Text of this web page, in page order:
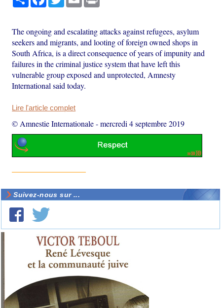
The ongoing and escalating attacks against refugees, asylum
seekers and migrants, and looting of foreign owned shops in
South Africa, is a direct consequence of years of impunity and
failures in the criminal justice system that have left this
vulnerable group exposed and unprotected, Amnesty
International said today.
Lire l'article complet
© Amnestie Internationale-mercredi 4 septembre 2019
Suivez-nous sur ...